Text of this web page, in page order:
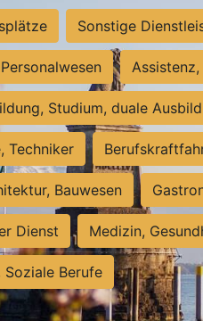
Sonstige
Personalwesen
Studium, duale
Techniker
Bauwesen
Dienst Medizin,
Soziale Berufe